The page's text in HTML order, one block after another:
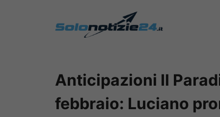
Anticipazioni Il
febbraio: Luciano